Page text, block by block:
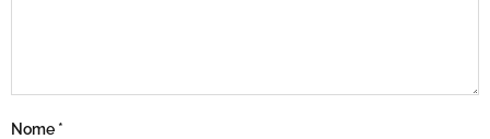
Nome *